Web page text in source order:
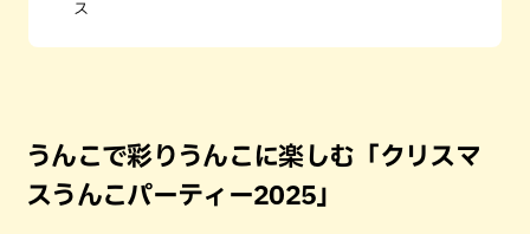
ス
うんこで彩りうんこに楽しむ「クリスマ
スうんこパーティー2025」